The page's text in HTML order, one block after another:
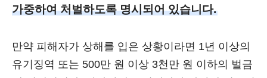
가중하여 처벌하도록 명시되어 있습니다.
만약 피해자가 상해를 입은 상황이라면 1년 이상의
유기징역 또는 500만 원 이상 3천만 원 이하의 벌금